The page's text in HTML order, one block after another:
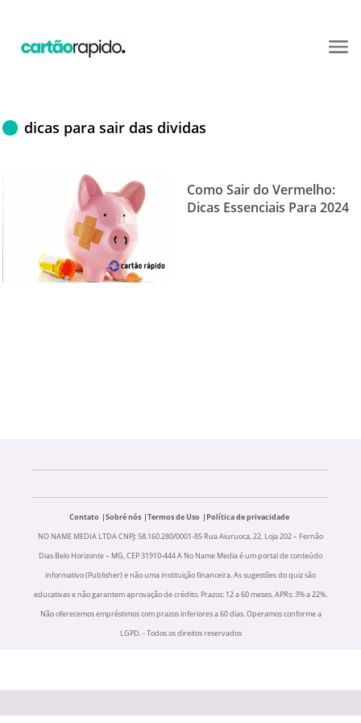
dicas para sair das dividas
Como Sair do Vermelho:
Dicas Essenciais Para 2024
Contato Sobré nós Termos de Uso
Política de privacidade
NO NAME MEDIA LTDA CNPJ: 58.160.280/0001-85 Rua Aiuruoca, 22, Loja 202 – Fernão
Dias Belo Horizonte – MG, CEP 31910-444 A No Name Media é um portal de conteúdo
informativo (Publisher) e não uma instituição financeira. As sugestões do quiz são
educativas e não garantem aprovação de crédito. Prazos: 12 a 60 meses. APRs: 3% a 22%.
Não oferecemos empréstimos com prazos inferiores a 60 dias. Operamos conforme a
LGPD. - Todos os direitos reservados